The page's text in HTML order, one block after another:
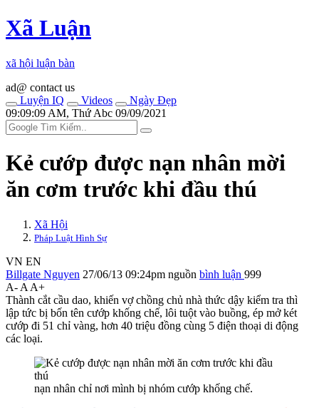
Xã Luận
xã hội luận bàn
ad@ contact us
Luyện IQ
Videos
Ngày Đẹp
09:09:09 AM, Thứ Abc 09/09/2021
Kẻ cướp được nạn nhân mời
ăn cơm trước khi đầu thú
Xã Hội
Pháp Luật Hình Sự
VN EN
Billgate Nguyen 27/06/13 09:24pm nguồn bình luận 999
A- A A+
Thành cắt cầu dao, khiến vợ chồng chủ nhà thức dậy kiểm tra thì
lập tức bị bốn tên cướp khống chế, lôi tuột vào buồng, ép mở két
cướp đi 51 chỉ vàng, hơn 40 triệu đồng cùng 5 điện thoại di động
các loại.
nạn nhân chỉ nơi mình bị nhóm cướp khống chế.